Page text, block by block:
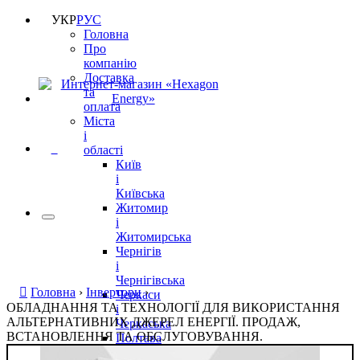
УКРРУС
Головна
Про
компанію
Доставка
та
оплата
Міста
і
області
Київ
і
Київська
Житомир
і
Житомирська
Чернігів
і
Чернігівська
Черкаси
і
Черкаська
Полтава
Головна › Інвертори›
ОБЛАДНАННЯ ТА ТЕХНОЛОГІЇ ДЛЯ ВИКОРИСТАННЯ
АЛЬТЕРНАТИВНИХ ДЖЕРЕЛ ЕНЕРГІЇ. ПРОДАЖ,
ВСТАНОВЛЕННЯ ТА ОБСЛУГОВУВАННЯ.